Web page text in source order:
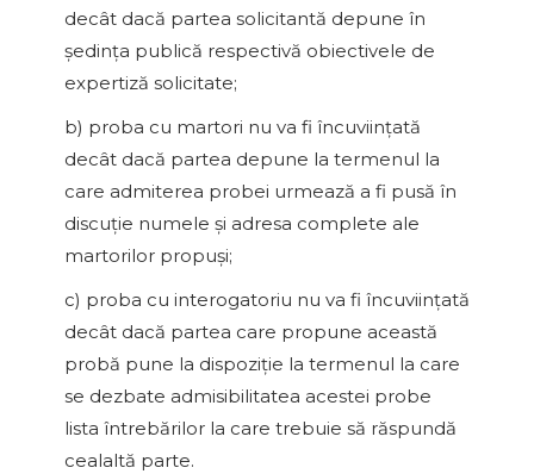
decât dacă partea solicitantă depune în
şedinţa publică respectivă obiectivele de
expertiză solicitate;
b) proba cu martori nu va fi încuviinţată
decât dacă partea depune la termenul la
care admiterea probei urmează a fi pusă în
discuţie numele şi adresa complete ale
martorilor propuşi;
c) proba cu interogatoriu nu va fi încuviinţată
decât dacă partea care propune această
probă pune la dispoziţie la termenul la care
se dezbate admisibilitatea acestei probe
lista întrebărilor la care trebuie să răspundă
cealaltă parte.